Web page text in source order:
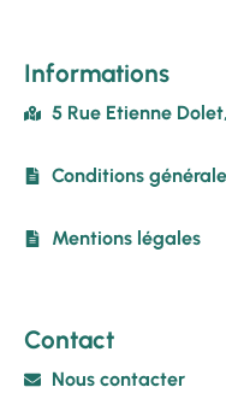
Informations
5 Rue Etienne
Conditions
Mentions légales
Contact
Nous contacter